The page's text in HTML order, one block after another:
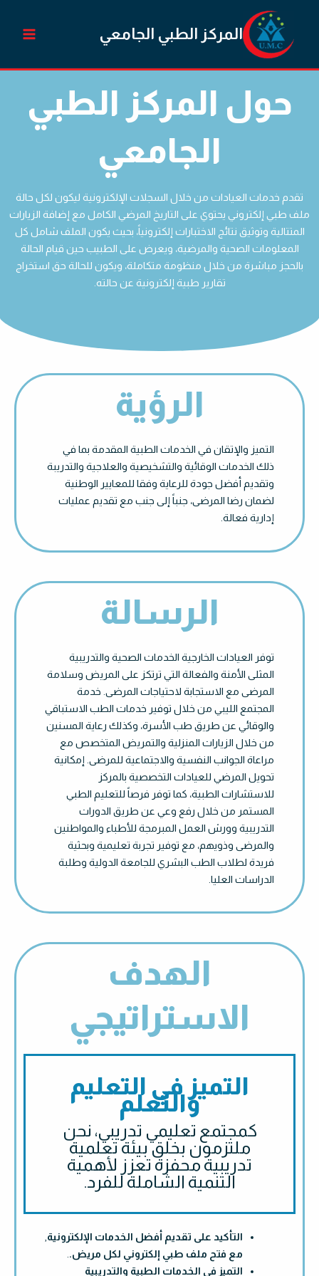
content
المركز الطبي الجامعي
حول المركز الطبي
الجامعي
تقدم خدمات العيادات من خلال السجلات الإلكترونية ليكون لكل حالة
ملف طبي إلكتروني يحتوي على التاريخ المرضي الكامل مع إضافة الزيارات
المتتالية وتوثيق نتائج الاختبارات إلكترونياً، بحيث يكون الملف شامل كل
المعلومات الصحية والمرضية، ويعرض على الطبيب حين قيام الحالة
بالحجز مباشرة من خلال منظومة متكاملة، ويكون للحالة حق استخراج
تقارير طبية إلكترونية عن حالته.
الرؤية
التميز والإتقان في الخدمات الطبية المقدمة بما في
ذلك الخدمات الوقائية والتشخيصية والعلاجية والتدريبة
وتقديم أفضل جودة للرعاية وفقا للمعايير الوطنية
لضمان رضا المرضى، جنباً إلى جنب مع تقديم عمليات
إدارية فعالة.
الرسالة
توفر العيادات الخارجية الخدمات الصحية والتدريبية
المثلى الأمنة والفعالة التي ترتكز على المريض وسلامة
المرضى مع الاستجابة لاحتياجات المرضى. خدمة
المجتمع الليبي من خلال توفير خدمات الطب الاستباقي
والوقائي عن طريق طب الأسرة، وكذلك رعاية المسنين
من خلال الزيارات المنزلية والتمريض المتخصص مع
مراعاة الجوانب النفسية والاجتماعية للمرضى. إمكانية
تحويل المرضي للعيادات التخصصية بالمركز
للاستشارات الطبية، كما توفر فرصاً للتعليم الطبي
المستمر من خلال رفع وعي عن طريق الدورات
التدريبية وورش العمل المبرمجة للأطباء والمواطنين
والمرضى وذويهم، مع توفير تجربة تعليمية وبحثية
فريدة لطلاب الطب البشري للجامعة الدولية وطلبة
الدراسات العليا.
الهدف
الاستراتيجي
التميز في التعليم
والتعلم
كمجتمع تعليمي تدريبي، نحن
ملتزمون بخلق بيئة تعلمية
تدريبية محفزة تعزز لأهمية
التنمية الشاملة للفرد.
التأكيد على تقديم أفضل الخدمات الإلكترونية
مع فتح ملف طبي إلكتروني لكل مريض.
التميز في الخدمات الطبية والتدريبية